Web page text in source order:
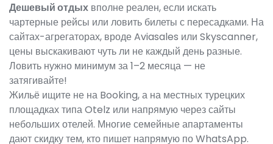
Дешевый отдых вполне реален, если искать
чартерные рейсы или ловить билеты с пересадками. На
сайтах-агрегаторах, вроде Aviasales или Skyscanner,
цены выскакивают чуть ли не каждый день разные.
Ловить нужно минимум за 1–2 месяца — не
затягивайте!
Жильё ищите не на Booking, а на местных турецких
площадках типа Otelz или напрямую через сайты
небольших отелей. Многие семейные апартаменты
дают скидку тем, кто пишет напрямую по WhatsApp.